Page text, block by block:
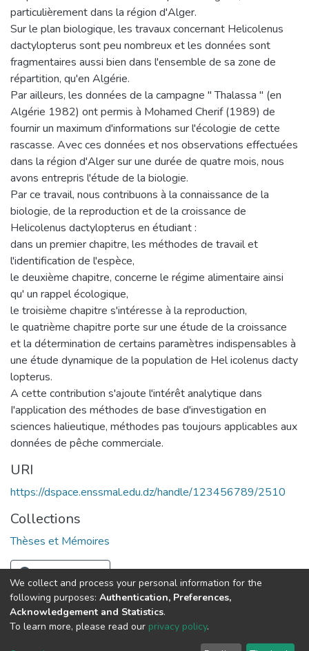
particulièrement dans la région d'Alger.
Sur le plan biologique, les travaux concernant Helicolenus
dactylopterus sont peu nombreux et les données sont
fragmentaires aussi bien dans l'ensemble de sa zone de
répartition, qu'en Algérie.
Par ailleurs, les données de la campagne " Thalassa " (en
Algérie 1982) ont permis à Mohamed Cherif (1989) de
fournir un maximum d'informations sur l'écologie de cette
rascasse. Avec ces données et nos observations effectuées
dans la région d'Alger sur une durée de quatre mois, nous
avons entrepris l'étude de la biologie.
Par ce travail, nous contribuons à la connaissance de la
biologie, de la reproduction et de la croissance de
Helicolenus dactylopterus en étudiant :
dans un premier chapitre, les méthodes de travail et
l'identification de l'espèce,
le deuxième chapitre, concerne le régime alimentaire ainsi
qu' un rappel écologique,
le troisième chapitre s'intéresse à la reproduction,
le quatrième chapitre porte sur une étude de la croissance
et la détermination de certains paramètres indispensables à
une étude dynamique de la population de Hel icolenus dacty
lopterus.
A cette contribution s'ajoute l'intérêt analytique dans
I'application des méthodes de base d'investigation en
sciences halieutique, méthodes pas toujours applicables aux
données de pêche commerciale.
URI
https://dspace.enssmal.edu.dz/handle/123456789/2510
Collections
Thèses et Mémoires
Full item page
© 2025 ENSSMAL – Tous droits réservés.
We collect and process your personal information for the
following purposes: Authentication, Preferences,
Acknowledgement and Statistics.
To learn more, please read our privacy policy.